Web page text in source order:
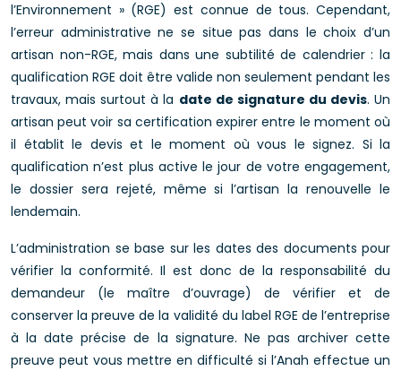
l’Environnement » (RGE) est connue de tous. Cependant,
l’erreur administrative ne se situe pas dans le choix d’un
artisan non-RGE, mais dans une subtilité de calendrier : la
qualification RGE doit être valide non seulement pendant les
travaux, mais surtout à la date de signature du devis. Un
artisan peut voir sa certification expirer entre le moment où
il établit le devis et le moment où vous le signez. Si la
qualification n’est plus active le jour de votre engagement,
le dossier sera rejeté, même si l’artisan la renouvelle le
lendemain.
L’administration se base sur les dates des documents pour
vérifier la conformité. Il est donc de la responsabilité du
demandeur (le maître d’ouvrage) de vérifier et de
conserver la preuve de la validité du label RGE de l’entreprise
à la date précise de la signature. Ne pas archiver cette
preuve peut vous mettre en difficulté si l’Anah effectue un